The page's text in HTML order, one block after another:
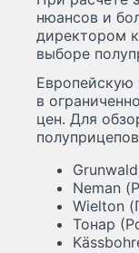
нюансов и
директором
выборе
Европейскую
в
цен. Для
Neman
Wielton
Тонар